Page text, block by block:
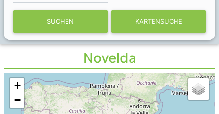
SUCHEN KARTENSUCHE
Novelda
+
−